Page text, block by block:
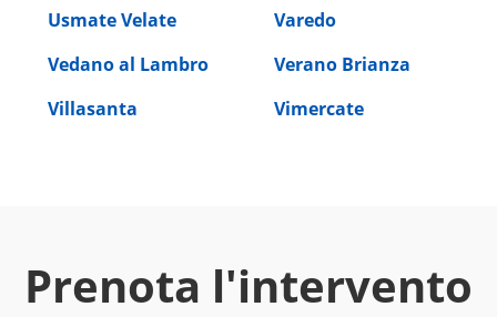
Usmate Velate
Varedo
Vedano al Lambro
Verano Brianza
Villasanta
Vimercate
Prenota l'intervento